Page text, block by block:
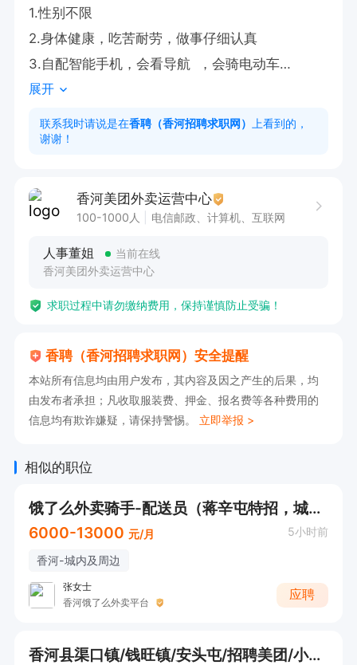
1.性别不限
2.身体健康，吃苦耐劳，做事仔细认真
3.自配智能手机，会看导航  ，会骑电动车
岗位职责:
1.负责城区内餐食物品等送达
2.执行业务操作流程，准时送达物品
4.做好一流的服务，做美食的搬运工
工资按时发放，不拖欠工资。
系我加入美团一骑挣钱吧
展开
联系我时请说是在香聘（香河招聘求职网）
上看到的，
谢谢！
香河美团外卖运营中心
100-1000人 电信邮政、计算机、互联网
人事董姐
当前在线
香河美团外卖运营中心
求职过程中请勿缴纳费用，保持谨慎防止受骗！
香聘（香河招聘求职网）安全提醒
本站所有信息均由用户发布，其内容及因之产生的后果，均
由发布者承担；凡收取服装费、押金、报名费等各种费用的
信息均有欺诈嫌疑，请保持警惕。 立即举报 >
相似的职位
饿了么外卖骑手-配送员（蒋辛屯特招，城区也可）离家近，自由又多薪，就近分配
6000-13000 元/月 5小时前
香河-城内及周边
张女士
香河饿了么外卖平台
应聘
香河县渠口镇/钱旺镇/安头屯/招聘美团/小镇外卖骑手！兼职/专职均可！退伍军人/有经验者优先！